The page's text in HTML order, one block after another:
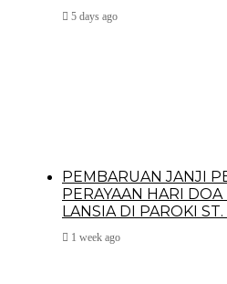
5 days ago
PEMBARUAN JANJI
PERAYAAN HARI
LANSIA DI PAROKI
1 week ago